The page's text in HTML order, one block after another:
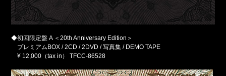
◆初回限定盤 A ＜20th Anniversary Edition＞
プレミアムBOX / 2CD / 2DVD / 写真集 / DEMO TAPE
¥ 12,000（tax in） TFCC-86528